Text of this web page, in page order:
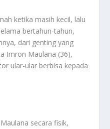
ketika masih kecil, lalu
bertahun-tahun,
dari genting yang
Imron Maulana (36),
ular-ular berbisa kepada
secara fisik,